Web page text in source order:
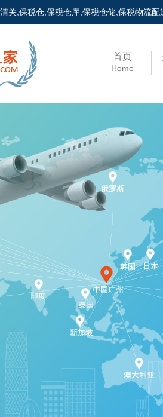
关,保税仓,保税仓库,保税仓储,保税物流配
首页
Home